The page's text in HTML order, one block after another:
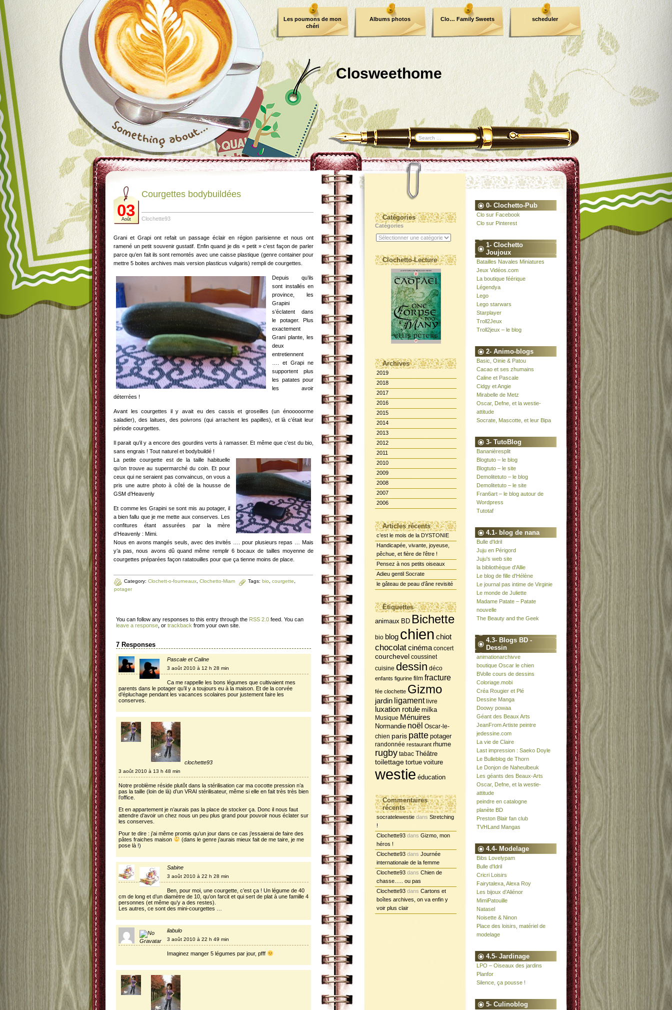
Closweethome
Les poumons de mon
chéri
Albums photos Clo… Family Sweets scheduler
Catégories
Catégories
Clochetto-Lecture
Archives
2019
2018
2017
2016
2015
2014
2013
2012
2011
2010
2009
2008
2007
2006
Articles récents
c’est le mois de la DYSTONIE
Handicapée, vivante, joyeuse,
pêchue, et fière de l’être !
Pensez à nos petits oiseaux
Adieu gentil Socrate
le gâteau de peau d’âne revisité
Étiquettes
animaux BD Bichette
bio blog chien chiot
chocolatcinéma concert
courchevel coussinet
cuisine dessin déco
enfants figurine film fracture
fée clochette Gizmo
jardin ligament livre
luxation rotule milka
Musique Ménuires
Normandie noël Oscar-le-
chien paris patte potager
randonnée restaurant rhume
rugby tabac Théâtre
toilettage tortue voiture
westie éducation
Commentaires
récents
socratelewestie dans Stretching
!
Clochette93 dans Gizmo, mon
héros !
Clochette93 dans Journée
internationale de la femme
Clochette93 dans Chien de
chasse….. ou pas
Clochette93 dans Cartons et
boîtes archives, on va enfin y
voir plus clair
0- Clochetto-Pub
Clo sur Facebook
Clo sur Pinterest
1- Clochetto
Joujoux
Batailles Navales Miniatures
Jeux Vidéos.com
La boutique féérique
Légendya
Lego
Lego starwars
Starplayer
Troll2Jeux
Troll2jeux – le blog
2- Animo-blogs
Basic, Oinie & Patou
Cacao et ses zhumains
Caline et Pascale
Cidgy et Angie
Mirabelle de Metz
Oscar, Defne, et la westie-
attitude
Socrate, Mascotte, et leur Bipa
3- TutoBlog
Bananièresplit
Blogtuto – le blog
Blogtuto – le site
Demolitetuto – le blog
Demolitetuto – le site
Fran6art – le blog autour de
Wordpress
Tutotaf
4.1- blog de nana
Bulle d'Idril
Juju en Périgord
Juju's web site
la bibliothèque d'Allie
Le blog de fille d'Hélène
Le journal pas intime de Virginie
Le monde de Juliette
Madame Patate – Patate
nouvelle
The Beauty and the Geek
4.3- Blogs BD -
Dessin
animationarchivve
boutique Oscar le chien
BVolle cours de dessins
Coloriage.mobi
Créa Rougier et Plé
Dessine Manga
Doowy powaa
Géant des Beaux Arts
JeanFrom Artiste peintre
jedessine.com
La vie de Claire
Last impression : Saeko Doyle
Le Bulleblog de Thorn
Le Donjon de Naheulbeuk
Les géants des Beaux-Arts
Oscar, Defne, et la westie-
attitude
peindre en catalogne
planète BD
Preston Blair fan club
TVHLand Mangas
4.4- Modelage
Bibs Lovelypam
Bulle d'Idril
Cricri Loisirs
Fairytalexa, Alexa Roy
Les bijoux d'Aliénor
MimiPatouille
Natasel
Noisette & Ninon
Place des loisirs, matériel de
modelage
4.5- Jardinage
LPO – Oiseaux des jardins
Planfor
Silence, ça pousse !
5- Culinoblog
03
Août
Courgettes bodybuildées
Clochette93
Grani et Grapi ont refait un passage éclair en région parisienne et nous ont
ramené un petit souvenir gustatif. Enfin quand je dis « petit » c’est façon de parler
parce qu’en fait ils sont remontés avec une caisse plastique (genre container pour
mettre 5 boites archives mais version plasticus vulgaris) rempli de courgettes.
Depuis qu’ils
sont installés en
province, les
Grapini
s’éclatent dans
le potager. Plus
exactement
Grani plante, les
deux
entretiennent
…. et Grapi ne
supportent plus
les patates pour
les avoir
déterrées !
Avant les courgettes il y avait eu des cassis et groseilles (un énooooorme
saladier), des laitues, des poivrons (qui arrachent les papilles), et là c’était leur
période courgettes.
Il parait qu’il y a encore des gourdins verts à ramasser. Et même que c’est du bio,
sans engrais ! Tout naturel et bodybuildé !
La petite courgette est de la taille habituelle
qu’on trouve au supermarché du coin. Et pour
ceux qui ne seraient pas convaincus, on vous a
pris une autre photo à côté de la housse de
GSM d’Heavenly
Et comme les Grapini se sont mis au potager, il
a bien fallu que je me mette aux conserves. Les
confitures étant assurées par la mère
d’Heavenly : Mimi.
Nous en avons mangés seuls, avec des invités …. pour plusieurs repas … Mais
y’a pas, nous avons dû quand même remplir 6 bocaux de tailles moyenne de
courgettes préparées façon ratatouilles pour que ça tienne moins de place.
Category: Clochett-o-fourneaux Clochetto-Miam Tags: bio courgette
potager
You can follow any responses to this entry through the RSS 2.0 feed. You can
leave a response , or trackback from your own site.
7 Responses
Pascale et Caline
3 août 2010 à 12 h 28 min
Ca me rappelle les bons légumes que cultivaient mes
parents dans le potager qu’il y a toujours eu à la maison. Et de la corvée
d’épluchage pendant les vacances scolaires pour justement faire les
conserves.
clochette93
3 août 2010 à 13 h 48 min
Notre problème réside plutôt dans la stérilisation car ma cocotte pression n’a
pas la taille (loin de là) d’un VRAI stérilisateur, même si elle en fait très très bien
l’office.
Et en appartement je n’aurais pas la place de stocker ça. Donc il nous faut
attendre d’avoir un chez nous un peu plus grand pour pouvoir nous éclater sur
les conserves.
Pour te dire : j’ai même promis qu’un jour dans ce cas j’essaierai de faire des
pâtes fraiches maison
(dans le genre j’aurais mieux fait de me taire, je me
pose là !)
Sabine
3 août 2010 à 22 h 28 min
Ben, pour moi, une courgette, c’est ça ! Un légume de 40
cm de long et d’un diamètre de 10, qu’on farcit et qui sert de plat à une famille 4
personnes (et même qu’y a des restes).
Les autres, ce sont des mini-courgettes …
ilabulo
3 août 2010 à 22 h 49 min
Imaginez manger 5 légumes par jour, pfff